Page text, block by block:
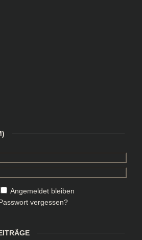
Angemeldet bleiben
vergessen?